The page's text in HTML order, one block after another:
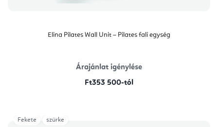
Elina Pilates Wall Unit – Pilates fali egység
Árajánlat igénylése
Ft353 500-tól
Fekete szürke